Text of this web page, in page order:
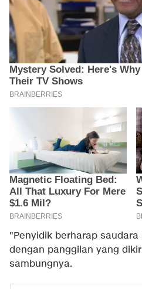
"Penyidik berharap
dengan panggilan yang
sambungnya.